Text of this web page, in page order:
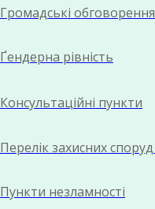
Громадські обговорення
Ґендерна рівність
Консультаційні пункти
Перелік захисних споруд
Пункти незламності